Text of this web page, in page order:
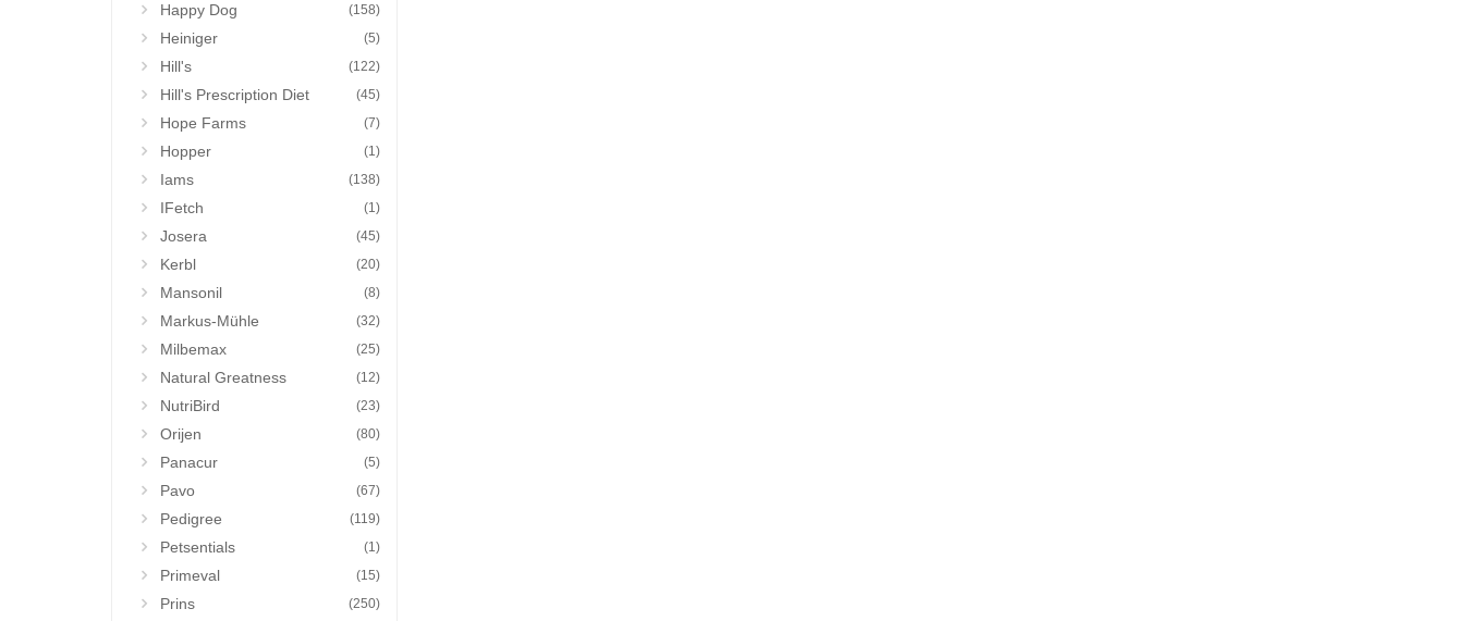
Happy Dog (158)
Heiniger (5)
Hill's (122)
Hill's Prescription Diet (45)
Hope Farms (7)
Hopper (1)
Iams (138)
IFetch (1)
Josera (45)
Kerbl (20)
Mansonil (8)
Markus-Mühle (32)
Milbemax (25)
Natural Greatness (12)
NutriBird (23)
Orijen (80)
Panacur (5)
Pavo (67)
Pedigree (119)
Petsentials (1)
Primeval (15)
Prins (250)